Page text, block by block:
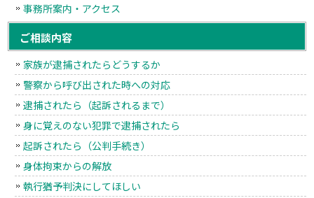
事務所案内・アクセス
ご相談内容
家族が逮捕されたらどうするか
警察から呼び出された時への対応
逮捕されたら（起訴されるまで）
身に覚えのない犯罪で逮捕されたら
起訴されたら（公判手続き）
身体拘束からの解放
執行猶予判決にしてほしい